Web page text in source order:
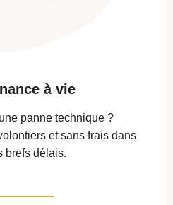
à vie
panne technique ?
et sans frais dans
brefs délais.